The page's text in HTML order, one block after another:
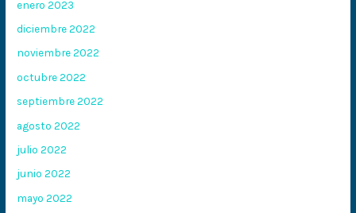
enero 2023
diciembre 2022
noviembre 2022
octubre 2022
septiembre 2022
agosto 2022
julio 2022
junio 2022
mayo 2022